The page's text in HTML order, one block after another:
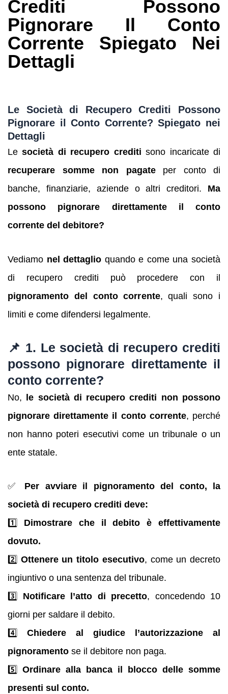
Crediti Possono
Pignorare Il Conto
Corrente Spiegato Nei
Dettagli
Le Società di Recupero Crediti Possono
Pignorare il Conto Corrente? Spiegato nei
Dettagli
Lesocietà di recupero crediti sono incaricate di
recuperare somme non pagateper conto di
banche, finanziarie, aziende o altri creditori. Ma
possono pignorare direttamente il conto
corrente del debitore?
Vediamo nel dettaglio quando e come una società
di recupero crediti può procedere con il
pignoramento del conto corrente, quali sono i
limiti e come difendersi legalmente.
📌 1. Le società di recupero crediti
possono pignorare direttamente il
conto corrente?
No, le società di recupero crediti non possono
pignorare direttamente il conto corrente, perché
non hanno poteri esecutivi come un tribunale o un
ente statale.
✅ Per avviare il pignoramento del conto, la
società di recupero crediti deve:
1️⃣ Dimostrare che il debito è effettivamente
dovuto.
2️⃣ Ottenere un titolo esecutivo, come un decreto
ingiuntivo o una sentenza del tribunale.
3️⃣ Notificare l’atto di precetto, concedendo 10
giorni per saldare il debito.
4️⃣ Chiedere al giudice l’autorizzazione al
pignoramento se il debitore non paga.
5️⃣ Ordinare alla banca il blocco delle somme
presenti sul conto.